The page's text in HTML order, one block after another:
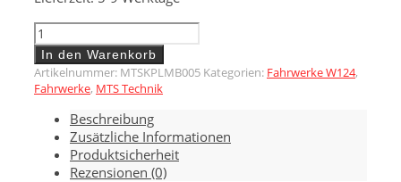
MTS
Technik
SPORTFAHRWERK
MERCEDES-
COUPE
(C124)
Menge
In den Warenkorb
Artikelnummer: MTSKPLMB005 Kategorien: Fahrwerke W124,
Fahrwerke, MTS Technik
Beschreibung
Zusätzliche Informationen
Produktsicherheit
Rezensionen (0)